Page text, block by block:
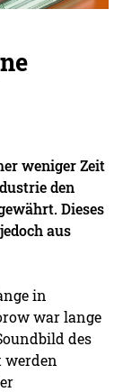
weniger Zeit
den
Dieses
aus
in
war lange
des
werden